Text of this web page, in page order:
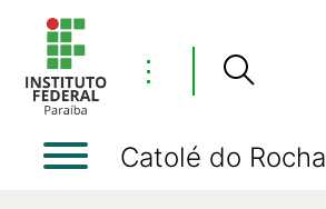
⋮
Catolé do Rocha